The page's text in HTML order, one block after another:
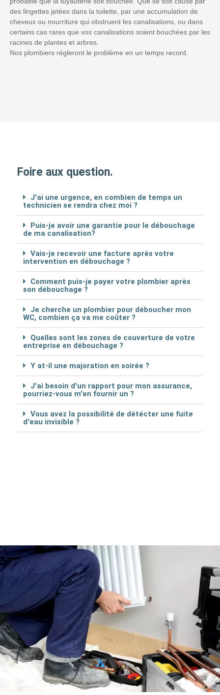
des lingettes jetées dans la toilette, par une accumulation de
cheveux ou nourriture qui obstruent les canalisations, ou dans
certains cas rares que vos canalisations soient bouchées par les
racines de plantes et arbres.
Nos plombiers régleront le problème en un temps record.
Foire aux question.
J'ai une urgence, en combien de temps un
technicien se rendra chez moi ?
Puis-je avoir une garantie pour le débouchage
de ma canalisation?
Vais-je recevoir une facture après votre
intervention en débouchage ?
Comment puis-je payer votre plombier après
son débouchage ?
Je cherche un plombier pour déboucher mon
WC, combien ça va me coûter ?
Quelles sont les zones de couverture de votre
entreprise en débouchage ?
Y at-il une majoration en soirée ?
J'ai besoin d'un rapport pour mon assurance,
pourriez-vous m'en fournir un ?
Vous avez la possibilité de détécter une fuite
d'eau invisible ?